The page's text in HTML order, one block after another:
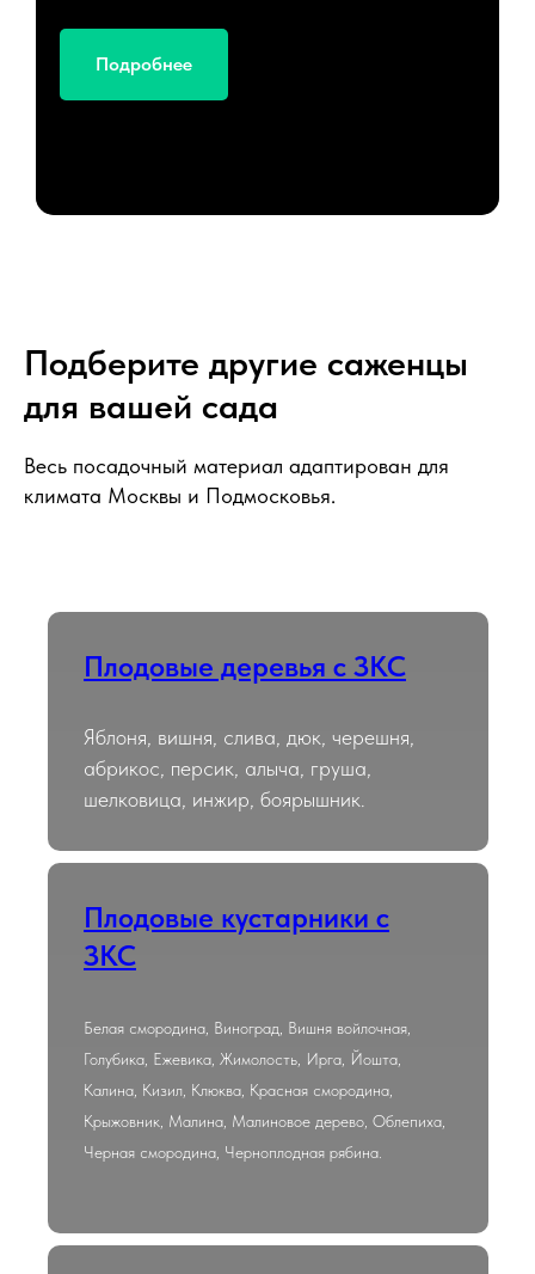
Подробнее
Подберите другие саженцы
для вашей сада
Весь посадочный материал адаптирован для
климата Москвы и Подмосковья.
Плодовые деревья с ЗКС
Яблоня, вишня, слива, дюк, черешня,
абрикос, персик, алыча, груша,
шелковица, инжир, боярышник.
Плодовые кустарники с
ЗКС
Белая смородина, Виноград, Вишня войлочная,
Голубика, Ежевика, Жимолость, Ирга, Йошта,
Калина, Кизил, Клюква, Красная смородина,
Крыжовник, Малина, Малиновое дерево, Облепиха,
Черная смородина, Черноплодная рябина.